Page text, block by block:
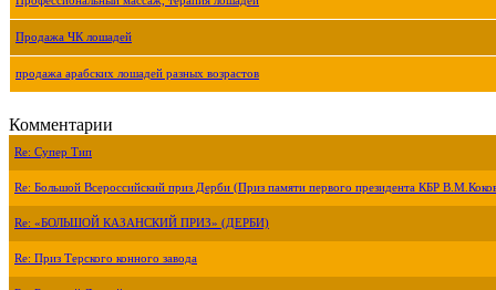
Продажа ЧК лошадей
продажа арабских лошадей разных возрастов
Комментарии
Re: Супер Тип
Re: Большой Всероссийский приз Дерби (Приз памяти первого президента КБР
Re: «БОЛЬШОЙ КАЗАНСКИЙ ПРИЗ» (ДЕРБИ)
Re: Приз Терского конного завода